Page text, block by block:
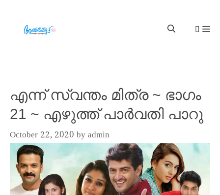
എന്ന് സ്വന്തം മിത്ര ~ ഭാഗം
21 ~ എഴുത്ത് പാർവതി പാറു
October 22, 2020 by admin